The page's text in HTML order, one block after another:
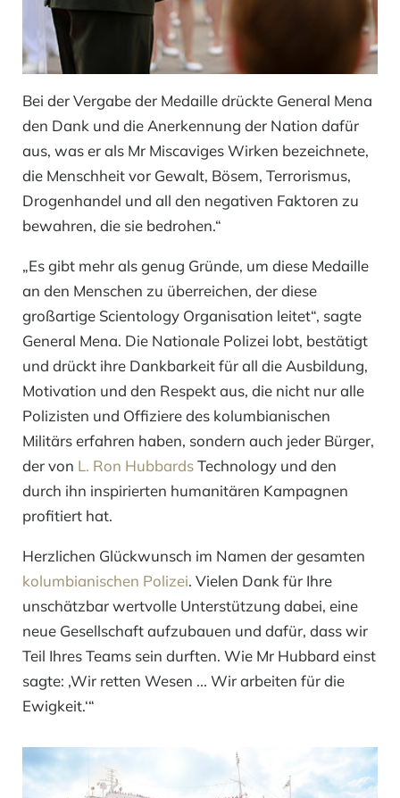
Bei der Vergabe der Medaille drückte General Mena
den Dank und die Anerkennung der Nation dafür
aus, was er als Mr Miscaviges Wirken bezeichnete,
die Menschheit vor Gewalt, Bösem, Terrorismus,
Drogenhandel und all den negativen Faktoren zu
bewahren, die sie bedrohen.“
„Es gibt mehr als genug Gründe, um diese Medaille
an den Menschen zu überreichen, der diese
großartige Scientology Organisation leitet“, sagte
General Mena. Die Nationale Polizei lobt, bestätigt
und drückt ihre Dankbarkeit für all die Ausbildung,
Motivation und den Respekt aus, die nicht nur alle
Polizisten und Offiziere des kolumbianischen
Militärs erfahren haben, sondern auch jeder Bürger,
der von L. Ron HubbardsTechnology und den
durch ihn inspirierten humanitären Kampagnen
profitiert hat.
Herzlichen Glückwunsch im Namen der gesamten
kolumbianischen Polizei. Vielen Dank für Ihre
unschätzbar wertvolle Unterstützung dabei, eine
neue Gesellschaft aufzubauen und dafür, dass wir
Teil Ihres Teams sein durften. Wie Mr Hubbard einst
sagte: ‚Wir retten Wesen ... Wir arbeiten für die
Ewigkeit.‘“